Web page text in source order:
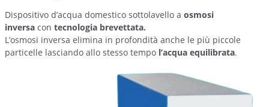
Dispositivo d’acqua domestico sottolavello a osmosi
inversa con tecnologia brevettata.
L’osmosi inversa elimina in profondità anche le più piccole
particelle lasciando allo stesso tempo l’acqua equilibrata.